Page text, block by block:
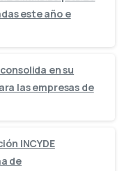
este año e
en su
las empresas de
INCYDE
de